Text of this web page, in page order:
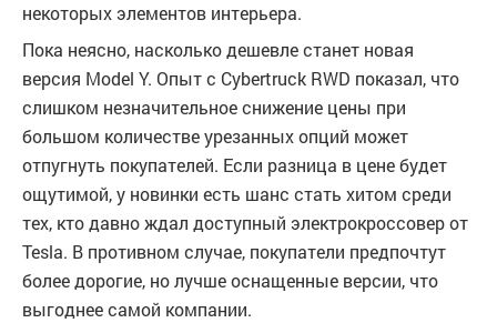
некоторых элементов интерьера.
Пока неясно, насколько дешевле станет новая
версия Model Y. Опыт с Cybertruck RWD показал, что
слишком незначительное снижение цены при
большом количестве урезанных опций может
отпугнуть покупателей. Если разница в цене будет
ощутимой, у новинки есть шанс стать хитом среди
тех, кто давно ждал доступный электрокроссовер от
Tesla. В противном случае, покупатели предпочтут
более дорогие, но лучше оснащенные версии, что
выгоднее самой компании.